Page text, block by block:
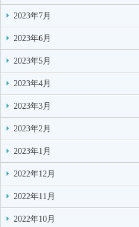
2023年7月
2023年6月
2023年5月
2023年4月
2023年3月
2023年2月
2023年1月
2022年12月
2022年11月
2022年10月